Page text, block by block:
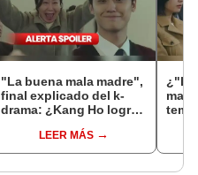
"La buena mala madre",
final explicado del k-
drama: ¿Kang Ho logra
venganza?LEER MÁS
¿"La